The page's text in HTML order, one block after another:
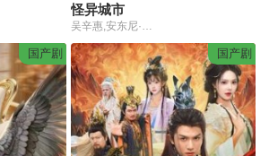
怪异城市
吴辛惠,安东尼·霍利迪,艾米丽·科索洛基
国产剧 国产剧